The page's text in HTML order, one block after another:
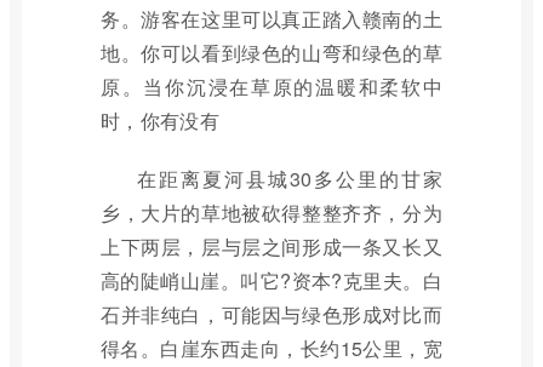
务。游客在这里可以真正踏入赣南的土
地。你可以看到绿色的山弯和绿色的草
原。当你沉浸在草原的温暖和柔软中
时，你有没有
在距离夏河县城30多公里的甘家
乡，大片的草地被砍得整整齐齐，分为
上下两层，层与层之间形成一条又长又
高的陡峭山崖。叫它?资本?克里夫。白
石并非纯白，可能因与绿色形成对比而
得名。白崖东西走向，长约15公里，宽